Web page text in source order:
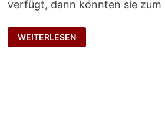
verfügt, dann könnten sie zum
SKILL-
BASIERTE
ORGANISATIONEN?
WEITERLESEN